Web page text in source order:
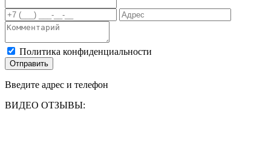
Политика конфиденциальности
Отправить
Введите адрес и телефон
ВИДЕО ОТЗЫВЫ: